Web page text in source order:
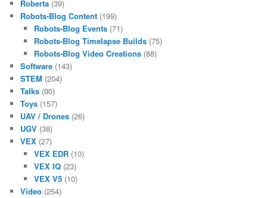
Roberta (39)
Robots-Blog Content (199)
Robots-Blog Events(71)
Robots-Blog Timelapse Builds(75)
Robots-Blog Video Creations(88)
Software (143)
STEM (204)
Talks (90)
Toys (157)
UAV / Drones (26)
UGV (38)
VEX (27)
VEX EDR(10)
VEX IQ(23)
VEX V5(10)
Video (254)